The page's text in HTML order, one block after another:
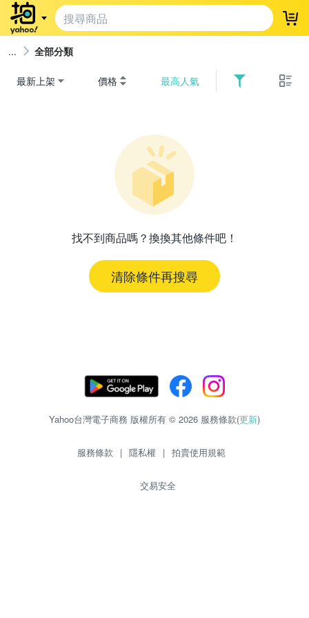
登
全部分類
最新上架 價格 最高人氣
找不到商品嗎？換換其他條件吧！
清除條件再搜尋
Yahoo台灣電子商務 版權所有 © 2026 服務條款(更新)
服務條款 | 隱私權 | 拍賣使用規範
交易安全